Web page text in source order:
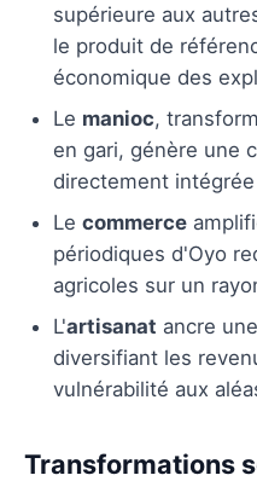
supérieure aux
le produit de
économique des
Le manioc,
en gari, génère une
directement
Le commerce
périodiques d'Oyo
agricoles sur un
L'artisanat ancre
diversifiant les
vulnérabilité aux
Transformations